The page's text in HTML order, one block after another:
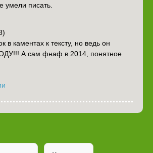
умели писать.
в каментах к тексту, но ведь он
А сам фнаф в 2014, понятное